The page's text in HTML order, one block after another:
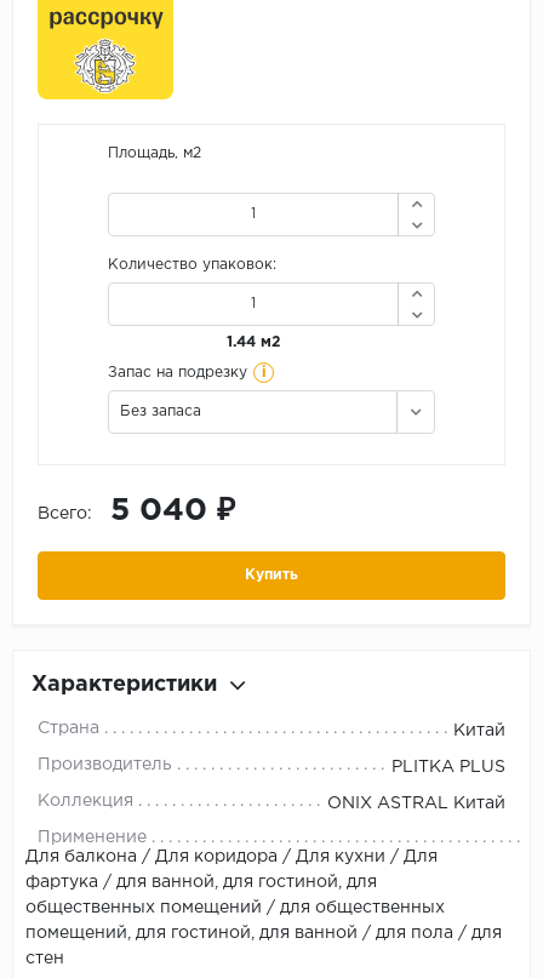
Площадь, м2
Количество упаковок:
1.44 м2
Запас на подрезку i
Без запаса
Всего: 5 040 ₽
Купить
Характеристики
Страна Китай
Производитель PLITKA PLUS
Коллекция ONIX ASTRAL Китай
Применение
Для балкона / Для коридора / Для кухни / Для
фартука / для ванной, для гостиной, для
общественных помещений / для общественных
помещений, для гостиной, для ванной / для пола / для
стен